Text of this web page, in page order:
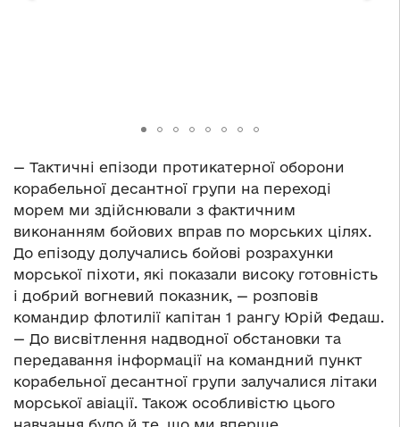
— Тактичні епізоди протикатерної оборони
корабельної десантної групи на переході
морем ми здійснювали з фактичним
виконанням бойових вправ по морських цілях.
До епізоду долучались бойові розрахунки
морської піхоти, які показали високу готовність
і добрий вогневий показник, — розповів
командир флотилії капітан 1 рангу Юрій Федаш.
— До висвітлення надводної обстановки та
передавання інформації на командний пункт
корабельної десантної групи залучалися літаки
морської авіації. Також особливістю цього